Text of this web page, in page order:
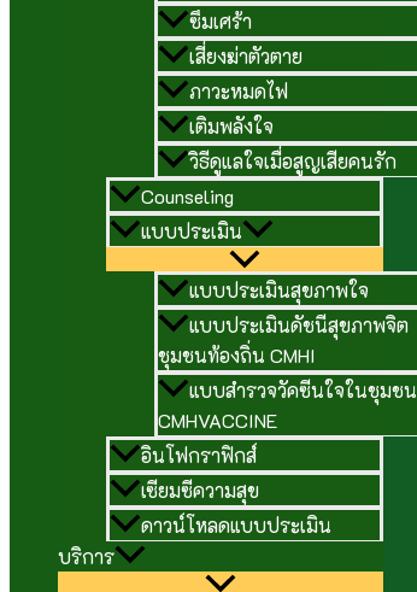
ซึมเศร้า
เสี่ยงฆ่าตัวตาย
ภาวะหมดไฟ
เติมพลังใจ
วิธีดูแลใจเมื่อสูญเสียคนรัก
Counseling
แบบประเมิน
แบบประเมินสุขภาพใจ
แบบประเมินดัชนีสุขภาพจิต
ชุมชนท้องถิ่น CMHI
แบบสำรวจวัคซีนใจในชุมชน
CMHVACCINE
อินโฟกราฟิกส์
เซียมซีความสุข
ดาวน์โหลดแบบประเมิน
บริการ